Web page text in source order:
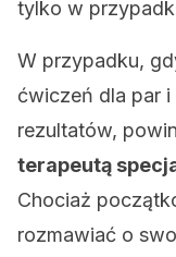
tylko w
W przypadku,
ćwiczeń dla par
rezultatów,
terapeutą
Chociaż
rozmawiać o